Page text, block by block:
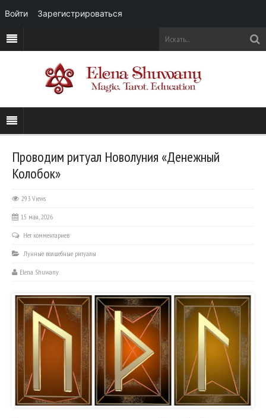
Проводим ритуал Новолуния «Денежный
Колобок»
293 Views
15 мая, 2026
Нет комментариев
Лунные волшебные ритуалы
Elena Shuwany
Войти Зарегистрироваться